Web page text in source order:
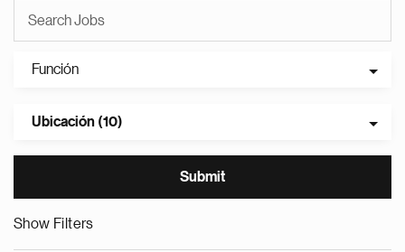
Función
Ubicación (10)
Show Filters